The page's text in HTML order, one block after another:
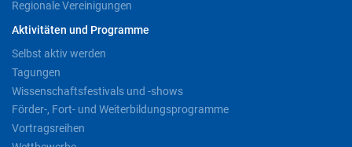
Regionale Vereinigungen
Aktivitäten und Programme
Selbst aktiv werden
Tagungen
Wissenschaftsfestivals und -shows
Förder-, Fort- und Weiterbildungsprogramme
Vortragsreihen